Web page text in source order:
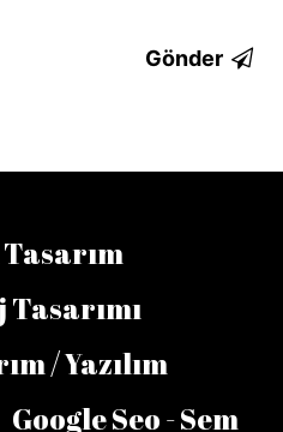
Gönder
/ Yazılım
Google Seo - Sem